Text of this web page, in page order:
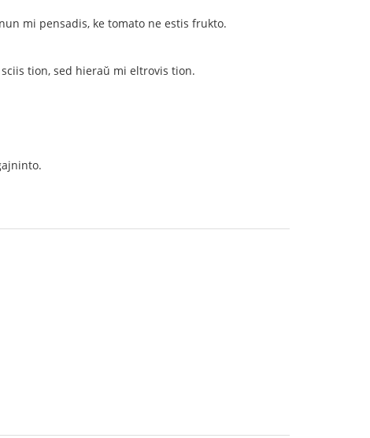
mi pensadis, ke tomato ne estis frukto.
tion, sed hieraŭ mi eltrovis tion.